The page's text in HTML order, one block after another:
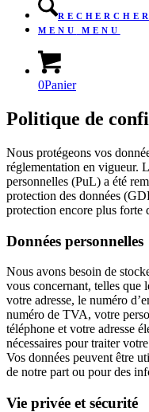
RECHERCHER
MENU
MENU
0Panier
Politique de
Nous protégeons vos
réglementation en vigueur.
personnelles (PuL) a été
protection des données
protection encore plus forte
Données personnelles
Nous avons besoin de
vous concernant, telles que
votre adresse, le numéro
numéro de TVA, votre
téléphone et votre adresse
nécessaires pour traiter
Vos données peuvent être
de notre part ou pour des
Vie privée et sécurité